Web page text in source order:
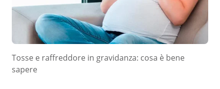
Tosse e raffreddore in gravidanza: cosa è bene
sapere